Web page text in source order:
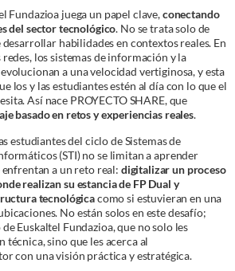
Fundazioa juega un papel clave,conectando
del sector tecnológico. No se trata solo de
habilidades en contextos reales. En
los sistemas de información y la
a una velocidad vertiginosa, y esta
los y las estudiantes estén al día con lo que el
Así nace PROYECTO SHARE, que
basado en retos y experiencias reales.
estudiantes del ciclo de Sistemas de
(STI) no se limitan a aprender
enfrentan a un reto real: digitalizar un proceso
realizan su estancia de FP Dual y
tecnológicacomo si estuvieran en una
No están solos en este desafío;
Euskaltel Fundazioa, que no solo les
sino que les acerca al
con una visión práctica y estratégica.